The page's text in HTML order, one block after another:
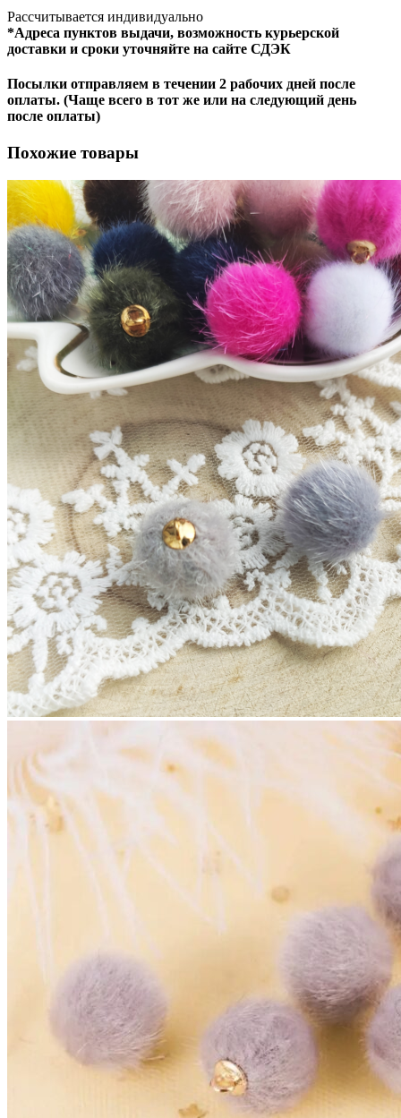
Рассчитывается индивидуально
*Адреса пунктов выдачи, возможность курьерской
доставки и сроки уточняйте на сайте СДЭК
Посылки отправляем в течении 2 рабочих дней после
оплаты. (Чаще всего в тот же или на следующий день
после оплаты)
Похожие товары